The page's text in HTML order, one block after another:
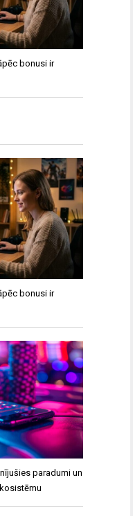
bonusi ir
bonusi ir
paradumi un